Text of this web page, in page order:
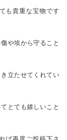
も貴重な宝物です
や埃から守ること
立たせてくれてい
とても嬉しいこと